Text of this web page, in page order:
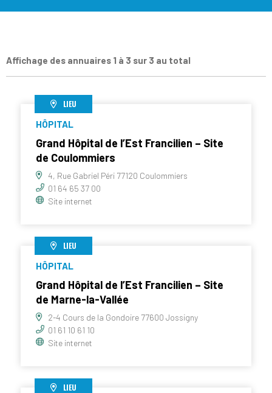
Affichage des annuaires 1 à 3 sur 3 au total
LIEU
HÔPITAL
Grand Hôpital de l’Est Francilien – Site
de Coulommiers
4, Rue Gabriel Péri 77120 Coulommiers
01 64 65 37 00
Site internet
LIEU
HÔPITAL
Grand Hôpital de l’Est Francilien – Site
de Marne-la-Vallée
2-4 Cours de la Gondoire 77600 Jossigny
01 61 10 61 10
Site internet
LIEU